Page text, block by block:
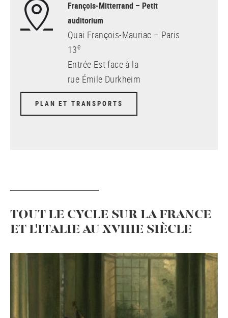
François-Mitterrand – Petit
auditorium
Quai François-Mauriac – Paris
13e
Entrée Est face à la
rue Émile Durkheim
PLAN ET TRANSPORTS
TOUT LE CYCLE SUR LA FRANCE
ET L'ITALIE AU XVIIIE SIÈCLE